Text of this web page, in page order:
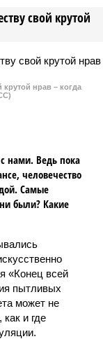
свой крутой
крутой нрав – когда
нами. Ведь пока
человечество
Самые
были? Какие
«Конец всей
пытливых
может не
и где